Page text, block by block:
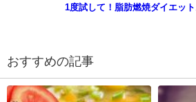
1度試して！脂肪燃焼ダイエッ
おすすめの記事